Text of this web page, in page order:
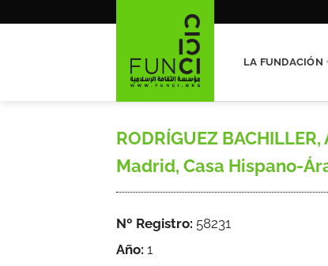
LA FUNDACIÓN
RODRÍGUEZ
Madrid, Casa Hispano-
Nº Registro: 58231
Año: 1